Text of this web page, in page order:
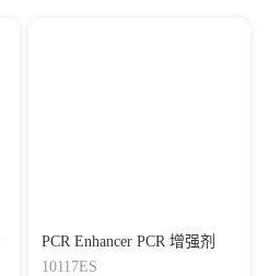
PCR Enhancer PCR 增强剂
10117ES